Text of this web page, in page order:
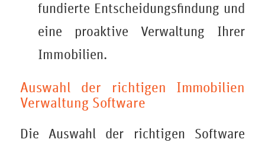
fundierte Entscheidungsfindung und
eine proaktive Verwaltung Ihrer
Immobilien.
Auswahl der richtigen Immobilien
Verwaltung Software
Die Auswahl der richtigen Software